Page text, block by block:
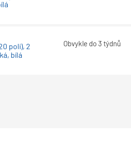
polí), 2
bílá
Obvykle do 3 týdnů